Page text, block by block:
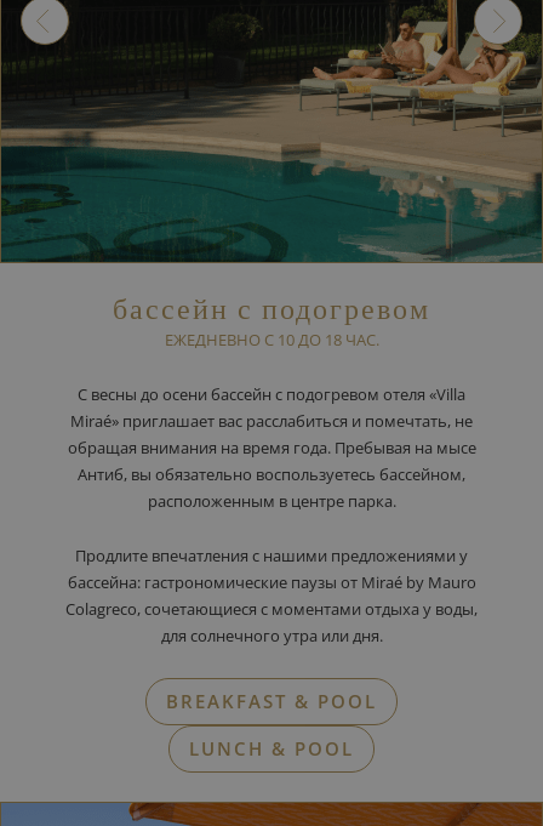
бассейн с подогревом
ЕЖЕДНЕВНО С 10 ДО 18 ЧАС.
С весны до осени бассейн с подогревом отеля «Villa
Miraé» приглашает вас расслабиться и помечтать, не
обращая внимания на время года. Пребывая на мысе
Антиб, вы обязательно воспользуетесь бассейном,
расположенным в центре парка.
Продлите впечатления с нашими предложениями у
бассейна: гастрономические паузы от Miraé by Mauro
Colagreco, сочетающиеся с моментами отдыха у воды,
для солнечного утра или дня.
BREAKFAST & POOL
LUNCH & POOL